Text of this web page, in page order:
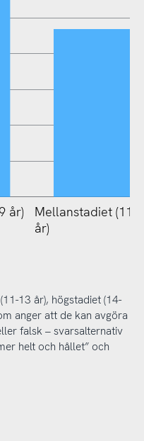
år)
Mellanstadiet (11-
år)
13 år), högstadiet (14-
anger att de kan avgöra
falsk – svarsalternativ
helt och hållet” och